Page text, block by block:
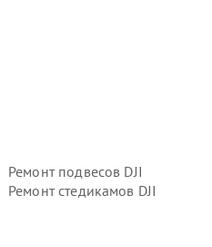
Ремонт подвесов DJI
Ремонт стедикамов DJI